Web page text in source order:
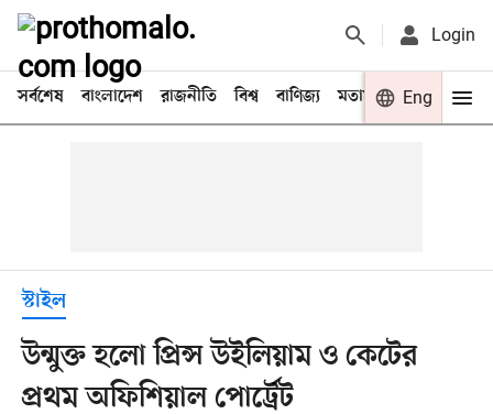
Login
সর্বশেষ বাংলাদেশ রাজনীতি বিশ্ব বাণিজ্য মতামত খেলা
Eng
স্টাইল
উন্মুক্ত হলো প্রিন্স উইলিয়াম ও কেটের
প্রথম অফিশিয়াল পোর্ট্রেট